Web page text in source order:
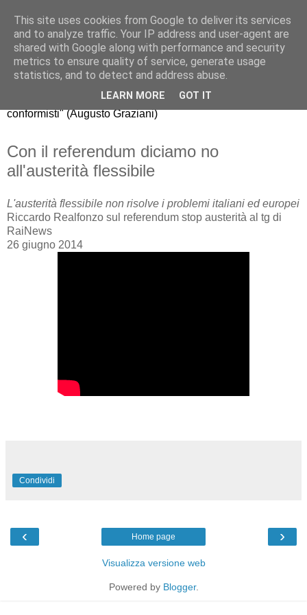
Riccardo Realfonzo
"dissento da quello che gli economisti americani chiamano
mainstream, il comune modo di pensare della maggioranza.
La nuova generazione di economisti, purtroppo, è fatta di
conformisti" (Augusto Graziani)
Con il referendum diciamo no
all'austerità flessibile
L'austerità flessibile non risolve i problemi italiani ed europei
Riccardo Realfonzo sul referendum stop austerità al tg di
RaiNews
26 giugno 2014
Condividi
‹ ›
Home page
Visualizza versione web
Powered by Blogger.
This site uses cookies from Google to deliver its services
and to analyze traffic. Your IP address and user-agent are
shared with Google along with performance and security
metrics to ensure quality of service, generate usage
statistics, and to detect and address abuse.
LEARN MORE GOT IT